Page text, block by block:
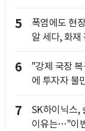
5
폭염에도 현
알 세다, 화
6
"강제 국장
에 투자자 불
7
SK하이닉스,
이유는…"이